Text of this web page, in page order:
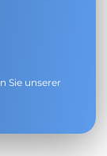
Sie unserer